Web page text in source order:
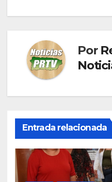
Por
Entrada relacionada